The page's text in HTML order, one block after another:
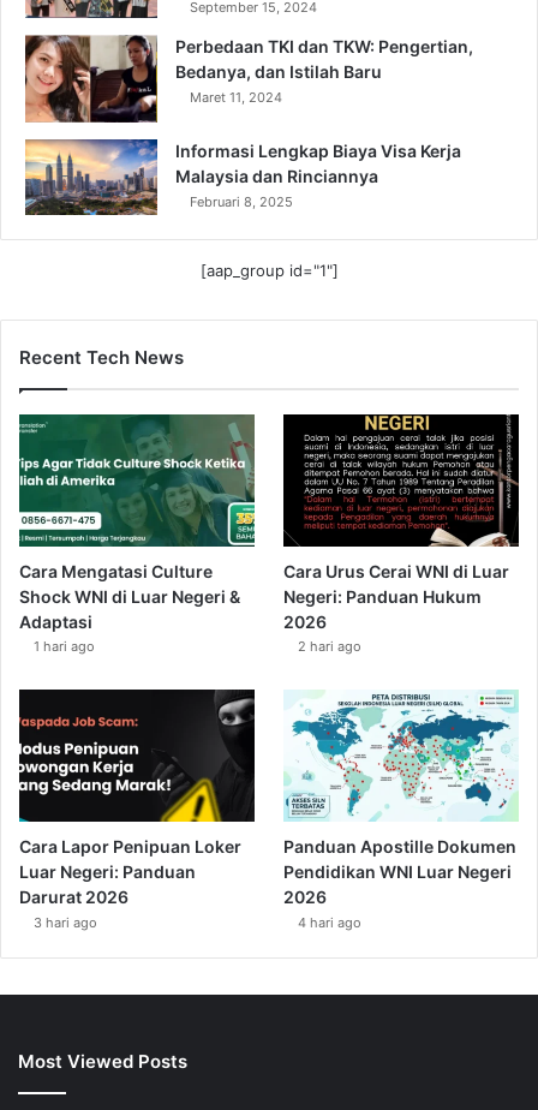
September 15, 2024
Perbedaan TKI dan TKW: Pengertian,
Bedanya, dan Istilah Baru
Maret 11, 2024
Informasi Lengkap Biaya Visa Kerja
Malaysia dan Rinciannya
Februari 8, 2025
[aap_group id="1"]
Recent Tech News
Cara Mengatasi Culture
Shock WNI di Luar Negeri &
Adaptasi
1 hari ago
Cara Urus Cerai WNI di Luar
Negeri: Panduan Hukum
2026
2 hari ago
Cara Lapor Penipuan Loker
Luar Negeri: Panduan
Darurat 2026
3 hari ago
Panduan Apostille Dokumen
Pendidikan WNI Luar Negeri
2026
4 hari ago
Most Viewed Posts